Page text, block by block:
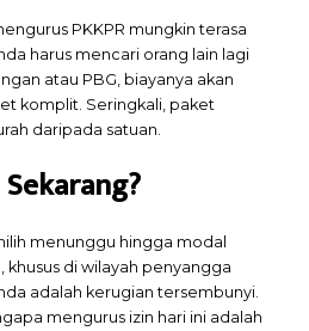
PKKPR mungkin terasa
harus mencari orang lain lagi
atau PBG, biayanya akan
komplit. Seringkali, paket
daripada satuan.
menunggu hingga modal
di wilayah penyangga
adalah kerugian tersembunyi.
mengurus izin hari ini adalah